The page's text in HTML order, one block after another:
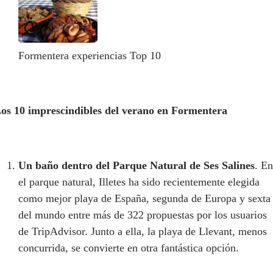
Formentera experiencias Top 10
10 imprescindibles del verano en Formentera
Un baño dentro del Parque Natural de Ses Salines. En
el parque natural, Illetes ha sido recientemente elegida
como mejor playa de España, segunda de Europa y sexta
del mundo entre más de 322 propuestas por los usuarios
de TripAdvisor. Junto a ella, la playa de Llevant, menos
concurrida, se convierte en otra fantástica opción.